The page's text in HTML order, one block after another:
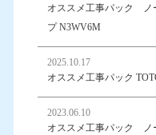
オススメ工事パック ノ
プ N3WV6M
2025.10.17
オススメ工事パック
2023.06.10
オススメ工事パック ノ